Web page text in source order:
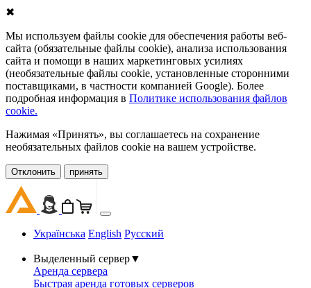
✖
Мы используем файлы cookie для обеспечения работы веб-
сайта (обязательные файлы cookie), анализа использования
сайта и помощи в наших маркетинговых усилиях
(необязательные файлы cookie, установленные сторонними
поставщиками, в частности компанией Google). Более
подробная информация в Политике использования файлов
cookie.
Нажимая «Принять», вы соглашаетесь на сохранение
необязательных файлов cookie на вашем устройстве.
Oтклонить принять
Українська English Русский
Выделенный сервер▼
Аренда сервера
Быстрая аренда готовых серверов